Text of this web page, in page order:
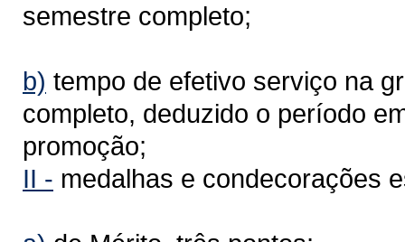
semestre completo;
b) tempo de efetivo serviço na
completo, deduzido o período
promoção;
II - medalhas e condecorações